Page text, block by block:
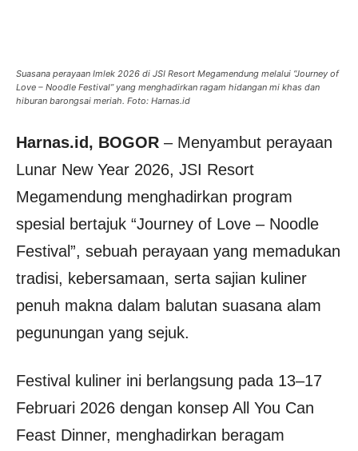
Suasana perayaan Imlek 2026 di JSI Resort Megamendung melalui “Journey of
Love – Noodle Festival” yang menghadirkan ragam hidangan mi khas dan
hiburan barongsai meriah. Foto: Harnas.id
Harnas.id, BOGOR – Menyambut perayaan
Lunar New Year 2026, JSI Resort
Megamendung menghadirkan program
spesial bertajuk “Journey of Love – Noodle
Festival”, sebuah perayaan yang memadukan
tradisi, kebersamaan, serta sajian kuliner
penuh makna dalam balutan suasana alam
pegunungan yang sejuk.
Festival kuliner ini berlangsung pada 13–17
Februari 2026 dengan konsep All You Can
Feast Dinner, menghadirkan beragam